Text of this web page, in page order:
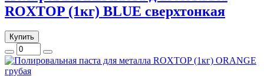
ROXTOP (1кг) BLUE сверхтонкая
Купить